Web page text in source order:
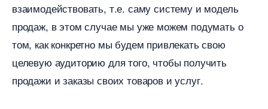
заимодействовать, т.е. саму систему и модель
продаж, в этом случае мы уже можем подумать о
том, как конкретно мы будем привлекать свою
целевую аудиторию для того, чтобы получить
продажи и заказы своих товаров и услуг.